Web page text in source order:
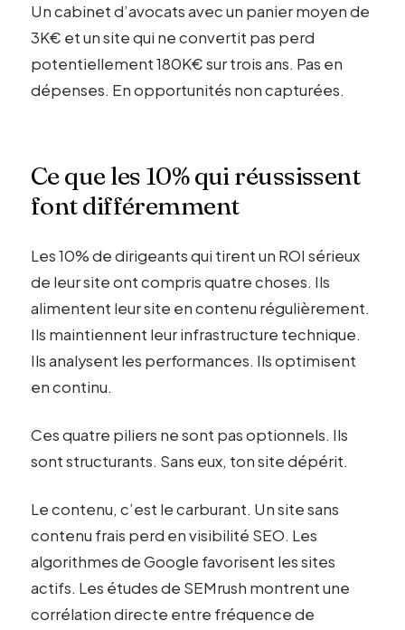
Un cabinet d’avocats avec un panier moyen de
3K€ et un site qui ne convertit pas perd
potentiellement 180K€ sur trois ans. Pas en
dépenses. En opportunités non capturées.
Ce que les 10% qui réussissent
font différemment
Les 10% de dirigeants qui tirent un ROI sérieux
de leur site ont compris quatre choses. Ils
alimentent leur site en contenu régulièrement.
Ils maintiennent leur infrastructure technique.
Ils analysent les performances. Ils optimisent
en continu.
Ces quatre piliers ne sont pas optionnels. Ils
sont structurants. Sans eux, ton site dépérit.
Le contenu, c’est le carburant. Un site sans
contenu frais perd en visibilité SEO. Les
algorithmes de Google favorisent les sites
actifs. Les études de SEMrush montrent une
corrélation directe entre fréquence de